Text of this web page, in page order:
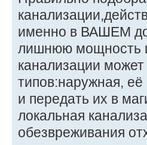
именно в ВАШЕМ
лишнюю мощность
канализации
типов:наружная,
и передать их в
локальная
обезвреживания